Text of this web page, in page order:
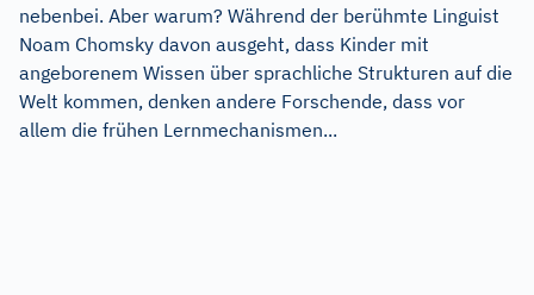
nebenbei. Aber warum? Während der berühmte Linguist
Noam Chomsky davon ausgeht, dass Kinder mit
angeborenem Wissen über sprachliche Strukturen auf die
Welt kommen, denken andere Forschende, dass vor
allem die frühen Lernmechanismen...